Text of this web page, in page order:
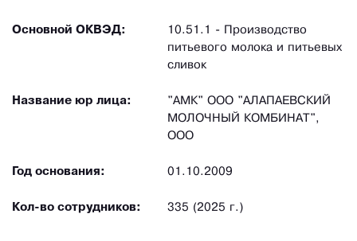
Основной ОКВЭД:
10.51.1 - Производство
питьевого молока и питьевых
сливок
Название юр лица:
"АМК" ООО "АЛАПАЕВСКИЙ
МОЛОЧНЫЙ КОМБИНАТ",
ООО
Год основания: 01.10.2009
Кол-во сотрудников: 335 (2025 г.)